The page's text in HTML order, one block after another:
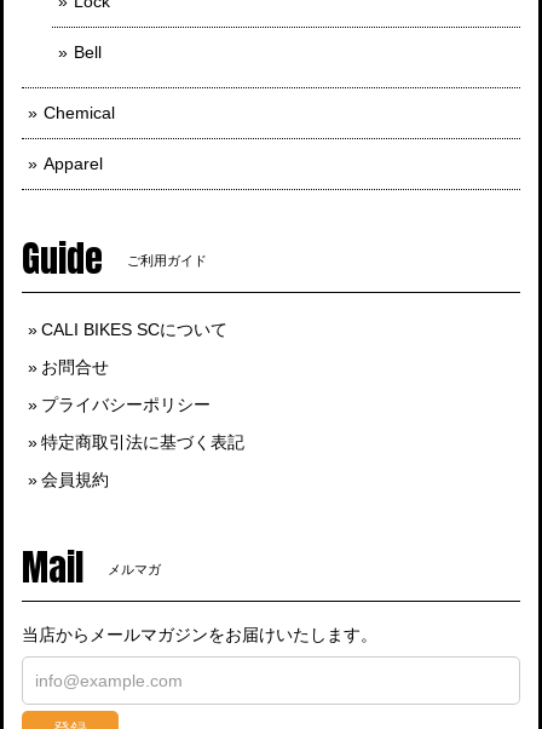
Bell
Chemical
Apparel
Guide ご利用ガイド
CALI BIKES SCについて
お問合せ
プライバシーポリシー
特定商取引法に基づく表記
会員規約
Mail メルマガ
当店からメールマガジンをお届けいたします。